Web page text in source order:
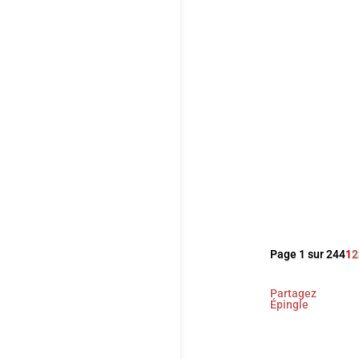
Page 1 sur 24412
Partagez
Épingle